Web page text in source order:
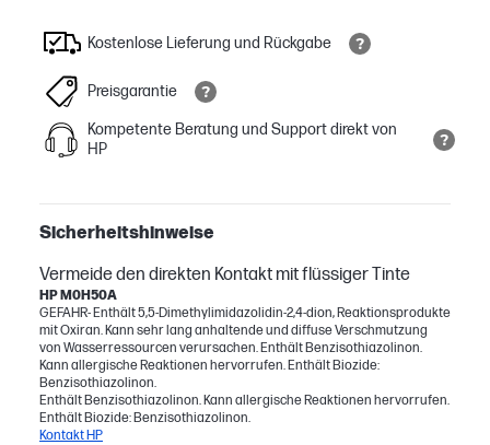
Kostenlose Lieferung und Rückgabe
Preisgarantie
Kompetente Beratung und Support direkt von
HP
Sicherheitshinweise
Vermeide den direkten Kontakt mit flüssiger Tinte
HP M0H50A
GEFAHR- Enthält 5,5-Dimethylimidazolidin-2,4-dion, Reaktionsprodukte
mit Oxiran. Kann sehr lang anhaltende und diffuse Verschmutzung
von Wasserressourcen verursachen. Enthält Benzisothiazolinon.
Kann allergische Reaktionen hervorrufen. Enthält Biozide:
Benzisothiazolinon.
Enthält Benzisothiazolinon. Kann allergische Reaktionen hervorrufen.
Enthält Biozide: Benzisothiazolinon.
Kontakt HP